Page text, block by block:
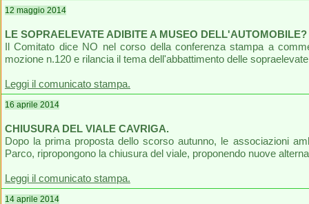
12 maggio 2014
LE SOPRAELEVATE ADIBITE A MUSEO DELL'AUTOMOBILE?
Il Comitato dice NO nel corso della conferenza stampa a
mozione n.120 e rilancia il tema dell'abbattimento delle
Leggi il comunicato stampa.
16 aprile 2014
CHIUSURA DEL VIALE CAVRIGA.
Dopo la prima proposta dello scorso autunno, le associazioni
Parco, ripropongono la chiusura del viale, proponendo nuove
Leggi il comunicato stampa.
14 aprile 2014